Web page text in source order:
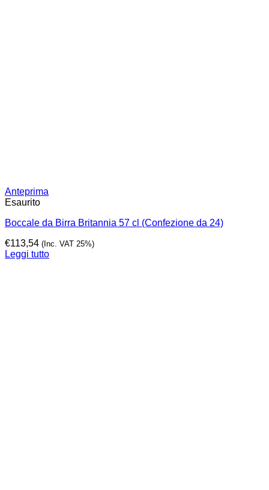
Anteprima
Esaurito
Boccale da Birra Britannia 57 cl (Confezione da 24)
€113,54 (Inc. VAT 25%)
Leggi tutto